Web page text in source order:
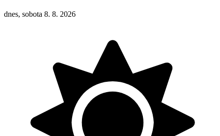
dnes, sobota 8. 8. 2026